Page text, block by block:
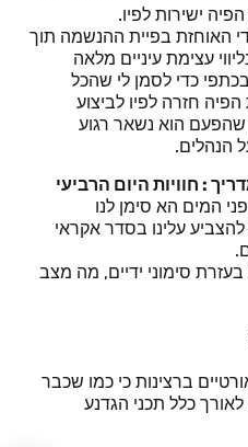
ישירות לפיו.
האוחזת בפיית ההנשמה תוך
עצימת עיניים מלאה
כדי לסמן לי שהכל
חזרה לפיו לביצוע
שהפעם הוא נשאר רגוע
הנהלים.
: חוויות היום הרביעי
המים הא סימן לנו
עלינו בסדר אקראי
בעזרת סימוני ידיים, מה מצב
ברצינות כי כמו שכבר
כלל תכני הגדנע